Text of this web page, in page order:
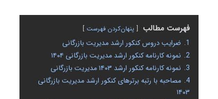
فهرست مطالب پنهان‌کردن فهرست
1. ضرایب دروس کنکور ارشد مدیریت بازرگانی
2. نمونه کارنامه کنکور ارشد مدیریت بازرگانی ۱۴۰۴
3. نمونه کارنامه کنکور ارشد ۱۴۰۳ مدیریت بازرگانی
4. مصاحبه با رتبه برترهای کنکور ارشد مدیریت بازرگانی
۱۴۰۳